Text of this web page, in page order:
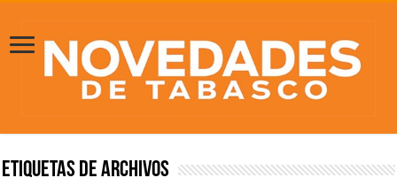
Etiquetas de Archivos